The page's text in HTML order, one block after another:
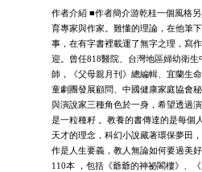
作者介紹 ■作者簡介游乾桂一個風格
育專家與作家。難懂的理論，在他筆
事，在有字書裡載運了無字之理，寫
迎。曾任818醫院、台灣地區婦幼衛生
師，《父母親月刊》總編輯、宜蘭生
童劇團發展顧問、中國健康家庭協會
與演說家三種角色於一身，希望透過
是一粒種籽 。教養的書傳達的是每個
天才的理念，科幻小說藏著環保夢田
作是人生要義，教人無論如何要過美
110本 ，包括《爺爺的神祕閣樓》、